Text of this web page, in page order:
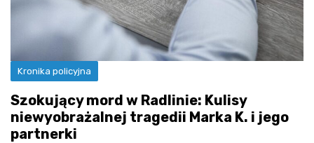
Kronika policyjna
Szokujący mord w Radlinie: Kulisy
niewyobrażalnej tragedii Marka K. i jego
partnerki